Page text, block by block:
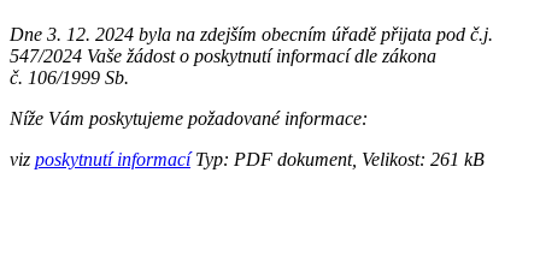
Dne 3. 12. 2024 byla na zdejším obecním úřadě přijata pod č.j.
547/2024 Vaše žádost o poskytnutí informací dle zákona
č. 106/1999 Sb.
Níže Vám poskytujeme požadované informace:
viz poskytnutí informacíTyp: PDF dokument, Velikost: 261 kB